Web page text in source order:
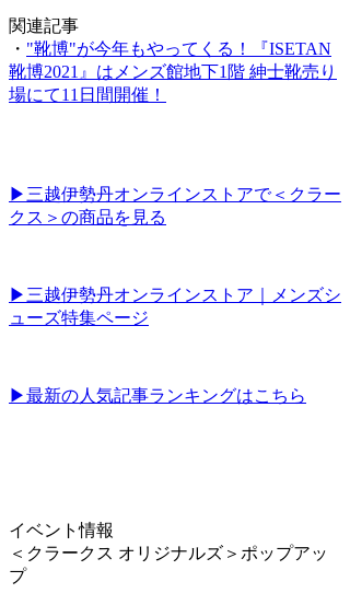
関連記事
・ "靴博"が今年もやってくる！『ISETAN
靴博2021』はメンズ館地下1階 紳士靴売り
場にて11日間開催！
▶三越伊勢丹オンラインストアで＜クラー
クス＞の商品を見る
▶三越伊勢丹オンラインストア｜メンズシ
ューズ特集ページ
▶最新の人気記事ランキングはこちら
イベント情報
＜クラークス オリジナルズ＞ポップアッ
プ